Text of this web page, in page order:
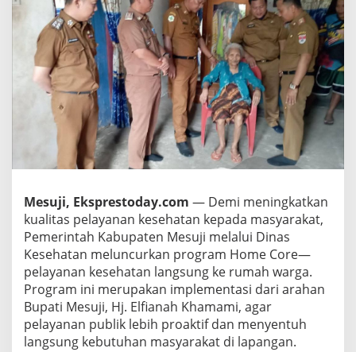
u
k
a
n
P
r
o
g
r
a
m
H
M
E
C
O
R
E
”
,
P
Mesuji, Eksprestoday.com — Demi meningkatkan
kualitas pelayanan kesehatan kepada masyarakat,
Pemerintah Kabupaten Mesuji melalui Dinas
Kesehatan meluncurkan program Home Core—
pelayanan kesehatan langsung ke rumah warga.
Program ini merupakan implementasi dari arahan
Bupati Mesuji, Hj. Elfianah Khamami, agar
pelayanan publik lebih proaktif dan menyentuh
langsung kebutuhan masyarakat di lapangan.